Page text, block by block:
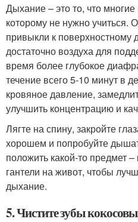
Дыхание – это то, что
которому не нужно учиться.
привыкли к
достаточно воздуха для
время более глубокое
течение всего 5-10 минут в
кровяное давление,
улучшить концентрацию и
Лягте на спину, закройте
хорошем и попробуйте
положить какой-то предмет
гантели на живот, чтобы
дыхание.
5. Чистите зубы